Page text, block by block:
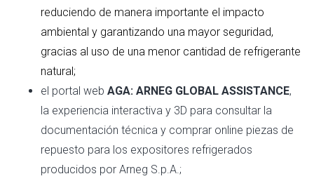
reduciendo de manera importante el impacto
ambiental y garantizando una mayor seguridad,
gracias al uso de una menor cantidad de refrigerante
natural;
el portal web AGA: ARNEG GLOBAL ASSISTANCE,
la experiencia interactiva y 3D para consultar la
documentación técnica y comprar online piezas de
repuesto para los expositores refrigerados
producidos por Arneg S.p.A.;